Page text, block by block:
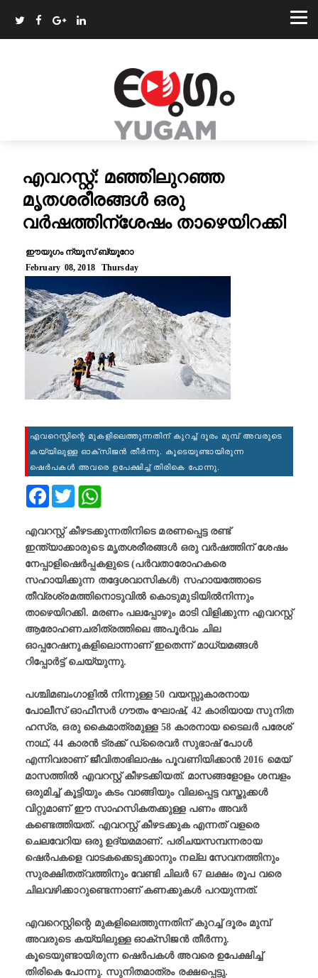
എവറസ്റ്റ്: മഞ്ഞിലുറഞ്ഞ
മൃതശരീരങ്ങൾ ഒരു
വർഷത്തിന്ശേഷം താഴെയിറക്കി
ഈയുഗം ന്യൂസ് ബ്യൂറോ
February 08, 2018 Thursday
എവറെസ്റ്റിന്റെ മുകളിലെത്തുന്നതിന് കുറച്ച് ദൂരം മുമ്പ് അവരുടെ
കയ്യിലുള്ള ഓക്‌സിജന്‍ തീര്‍ന്നു. കൂടെയുണ്ടായിരുന്ന
ഷെര്‍പകള്‍ അവരെ ഉപേക്ഷിച്ച് തിരികെ പോന്നു.
FacebookTwitter
എവറസ്റ്റ് കീഴടക്കുന്നതിനിടെ മരണപ്പെട്ട രണ്ട്
ഇന്ത്യാക്കാരുടെ മൃതശരീരങ്ങള്‍ ഒരു വര്‍ഷത്തിന് ശേഷം
നേപ്പാളിഷെര്‍പ്പകളുടെ (പർവതാരോഹകരെ
സഹായിക്കുന്ന തദ്ദേശവാസികൾ) സഹായത്തോടെ
തീവ്രശ്രമത്തിനൊടുവില്‍ കൊടുമുടിയില്‍നിന്നും
താഴെയിറക്കി. മരണം പലപ്പോഴും മാടി വിളിക്കുന്ന എവറസ്റ്റ്
ആരോഹണചരിത്രത്തിലെ അപൂര്‍വം ചില
ഓപ്പറേഷനുകളിലൊന്നാണ് ഇതെന്ന് മാധ്യമങ്ങള്‍
റിപ്പോര്‍ട്ട് ചെയ്യുന്നു.
പശ്ചിമബംഗാളില്‍ നിന്നുള്ള 50 വയസ്സുകാരനായ
പോലീസ് ഓഫീസര്‍ ഗൗതം ഘോഷ്, 42 കാരിയായ സുനിത
ഹസ്ര, ഒരു കൈമാത്രമുള്ള 58 കാരനായ ടൈലർ പരേശ്
നാഥ്, 44 കാരന്‍ ട്രക്ക് ഡ്രൈവർ സുഭാഷ് പോള്‍
എന്നിവരാണ് ജീവിതാഭിലാഷം പൂവണിയിക്കാന്‍ 2016 മെയ്
മാസത്തില്‍ എവറസ്റ്റ് കീഴടക്കിയത്. മാസങ്ങളോളം ശമ്പളം
ഒരുമിച്ച് കൂട്ടിയും കടം വാങ്ങിയും വിലപ്പെട്ട വസ്തുക്കള്‍
വിറ്റുമാണ് ഈ സാഹസികതക്കുള്ള പണം അവര്‍
കണ്ടെത്തിയത്. എവറസ്റ്റ് കീഴടക്കുക എന്നത് വളരെ
ചെലവേറിയ ഒരു ഉദ്യമമാണ്. പരിചയസമ്പന്നരായ
ഷെര്‍പകളെ വാടകക്കെടുക്കാനും നല്ല സേവനത്തിനും
സുരക്ഷിതത്വത്തിനും വേണ്ടി ചിലര്‍ 67 ലക്ഷം രൂപ വരെ
ചിലവഴിക്കാറുണ്ടെന്നാണ് കണക്കുകള്‍ പറയുന്നത്.
എവറെസ്റ്റിന്റെ മുകളിലെത്തുന്നതിന് കുറച്ച് ദൂരം മുമ്പ്
അവരുടെ കയ്യിലുള്ള ഓക്‌സിജന്‍ തീര്‍ന്നു.
കൂടെയുണ്ടായിരുന്ന ഷെര്‍പകള്‍ അവരെ ഉപേക്ഷിച്ച്
തിരികെ പോന്നു. സുനിതമാത്രം രക്ഷപ്പെട്ടു.